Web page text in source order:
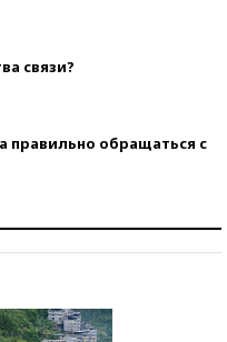
связи?
правильно обращаться с